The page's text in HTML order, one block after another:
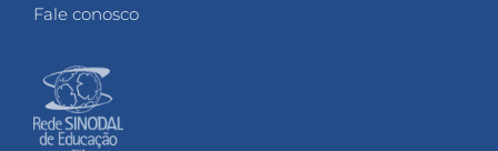
Fale conosco